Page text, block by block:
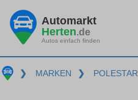
Automarkt
Herten.de
Autos einfach finden
❯ MARKEN ❯ POLESTAR